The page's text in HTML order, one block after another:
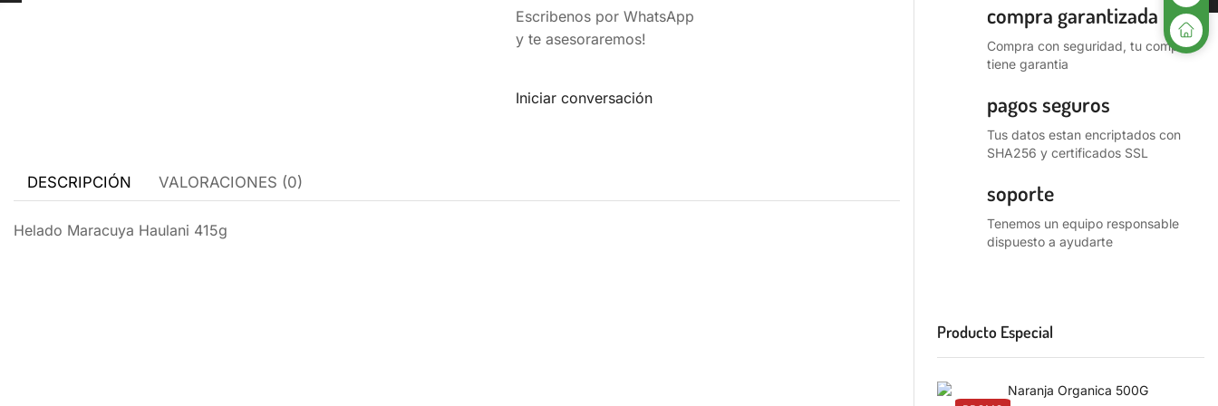
Escribenos por WhatsApp
y te asesoraremos!
Iniciar conversación
DESCRIPCIÓN VALORACIONES (0)
Helado Maracuya Haulani 415g
compra garantizada
Compra con seguridad, tu compra
tiene garantia
pagos seguros
Tus datos estan encriptados con
SHA256 y certificados SSL
soporte
Tenemos un equipo responsable
dispuesto a ayudarte
Producto Especial